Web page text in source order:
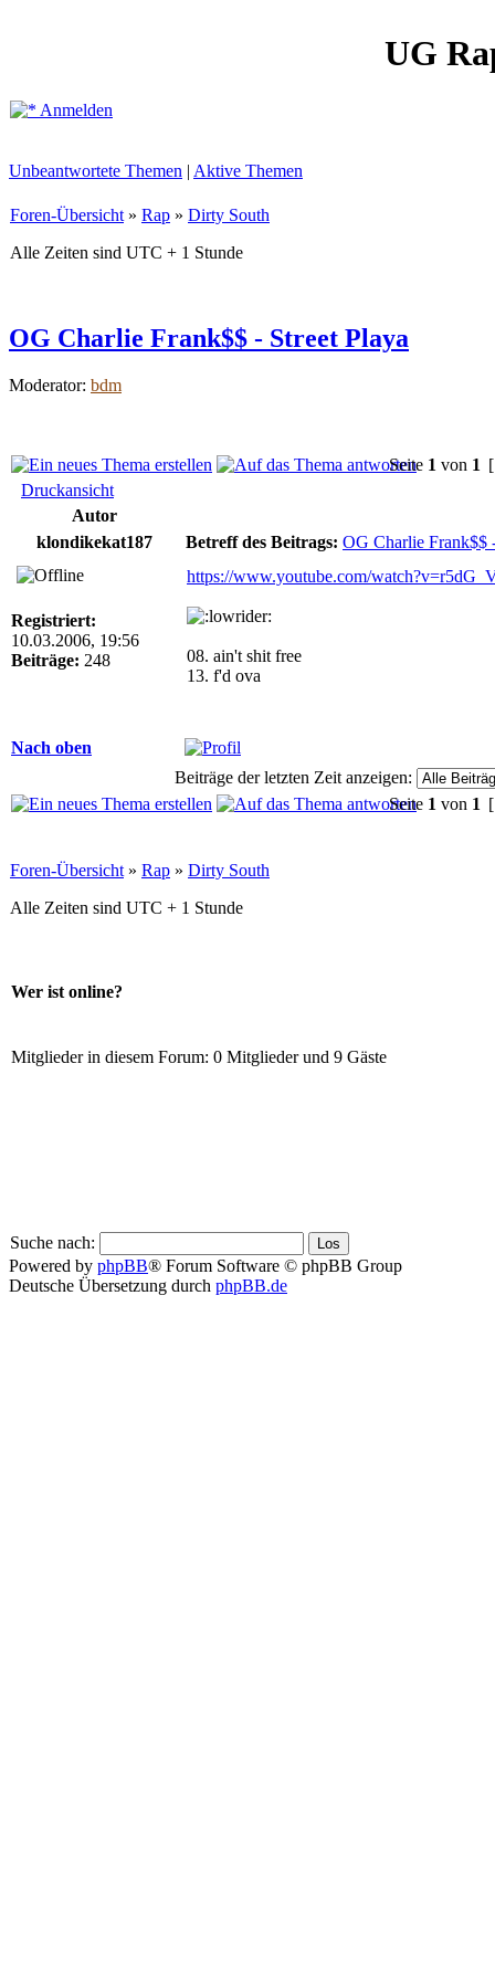
UG
Anmelden
Unbeantwortete Themen | Aktive Themen
Foren-Übersicht » Rap » Dirty South
Alle Zeiten sind UTC + 1 Stunde
OG Charlie Frank$$ - Street Playa
Moderator: bdm
Seite 1 von 1
Druckansicht
Autor
klondikekat187
Betreff des Beitrags: OG Charlie Frank$$
Registriert:
10.03.2006, 19:56
Beiträge: 248
https://www.youtube.com/
08. ain't shit free
13. f'd ova
Nach oben
Beiträge der letzten Zeit anzeigen:
Seite 1 von 1
Foren-Übersicht » Rap » Dirty South
Alle Zeiten sind UTC + 1 Stunde
Wer ist online?
Mitglieder in diesem Forum: 0 Mitglieder und 9 Gäste
Suche nach:
Powered by phpBB® Forum Software © phpBB Group
Deutsche Übersetzung durch phpBB.de